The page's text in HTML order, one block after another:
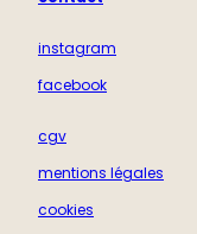
instagram
facebook
cgv
mentions légales
cookies